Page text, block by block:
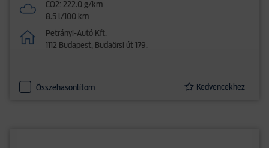
CO2: 222.0 g/km
8.5 l/100 km
Petrányi-Autó Kft.
1112 Budapest, Budaörsi út 179.
Összehasonlítom Kedvencekhez